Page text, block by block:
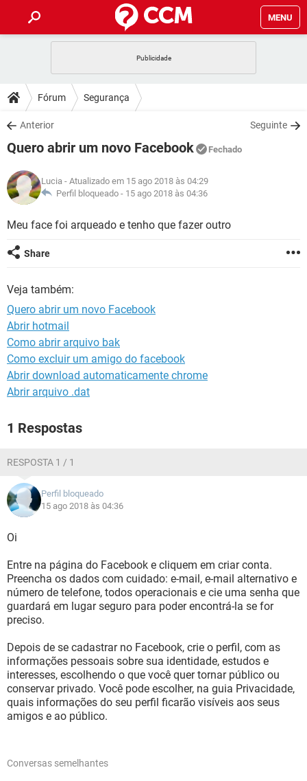
MENU
CELULAR
OUTLOOK
INSTAGRAM GMAIL
GUIA DE COMPRAS
DICAS
JOGOS
INSTAGRAM GMAIL
GUIA DE COMPRAS
DOWNLOADS
JOGOS WHATSAPP
CELULAR
OUTLOOK EXCEL
INSTAGRAM GMAIL
FÓRUM
JOGOS WHATSAPP
CELULAR
OUTLOOK EXCEL
INSTAGRAM
GLOSSÁRIO
JOGOS WHATSAPP
INSTAGRAM
GUIA DE COMPRAS
Fórum Segurança
Anterior Seguinte
Quero abrir um novo Facebook Fechado
Lucia - Atualizado em 15 ago 2018 às 04:29
Perfil bloqueado - 15 ago 2018 às 04:36
Meu face foi arqueado e tenho que fazer outro
Share
Veja também:
Quero abrir um novo Facebook
Abrir hotmail
Como abrir arquivo bak
Como excluir um amigo do facebook
Abrir download automaticamente chrome
Abrir arquivo .dat
1 Respostas
RESPOSTA 1 / 1
Perfil bloqueado
15 ago 2018 às 04:36
Oi
Entre na página do Facebook e cliquem em criar conta.
Preencha os dados com cuidado: e-mail, e-mail alternativo e
número de telefone, todos operacionais e cie uma senha que
guardará em lugar seguro para poder encontrá-la se for
preciso.
Depois de se cadastrar no Facebook, crie o perfil, com as
informações pessoais sobre sua identidade, estudos e
interesses, escolhendo o que você quer tornar público ou
conservar privado. Você pode escolher, na guia Privacidade,
quais informações do seu perfil ficarão visíveis aos seus
amigos e ao público.
Conversas semelhantes